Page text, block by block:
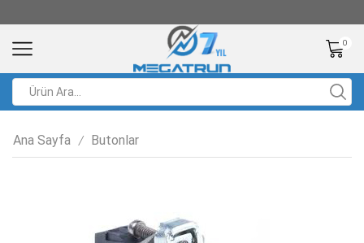
0
Ana Sayfa / Butonlar